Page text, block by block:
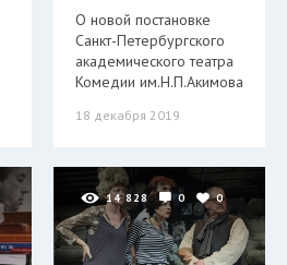
О новой постановке
Санкт-Петербургского
академического театра
Комедии им.Н.П.Акимова
18 декабря 2019
14 828 0 0